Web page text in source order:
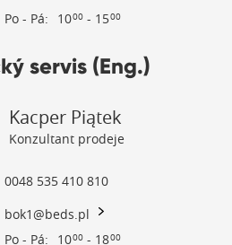
Po - Pá:
1000 - 1500
servis (Eng.)
Kacper Piątek
Konzultant prodeje
0048 535 410 810
bok1@beds.pl
Po - Pá:
1000 - 1800